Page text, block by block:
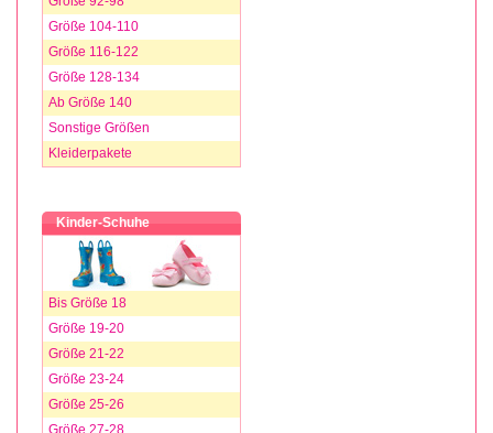
Größe 104-110
Größe 116-122
Größe 128-134
Ab Größe 140
Sonstige Größen
Kleiderpakete
Kinder-Schuhe
Bis Größe 18
Größe 19-20
Größe 21-22
Größe 23-24
Größe 25-26
Größe 27-28